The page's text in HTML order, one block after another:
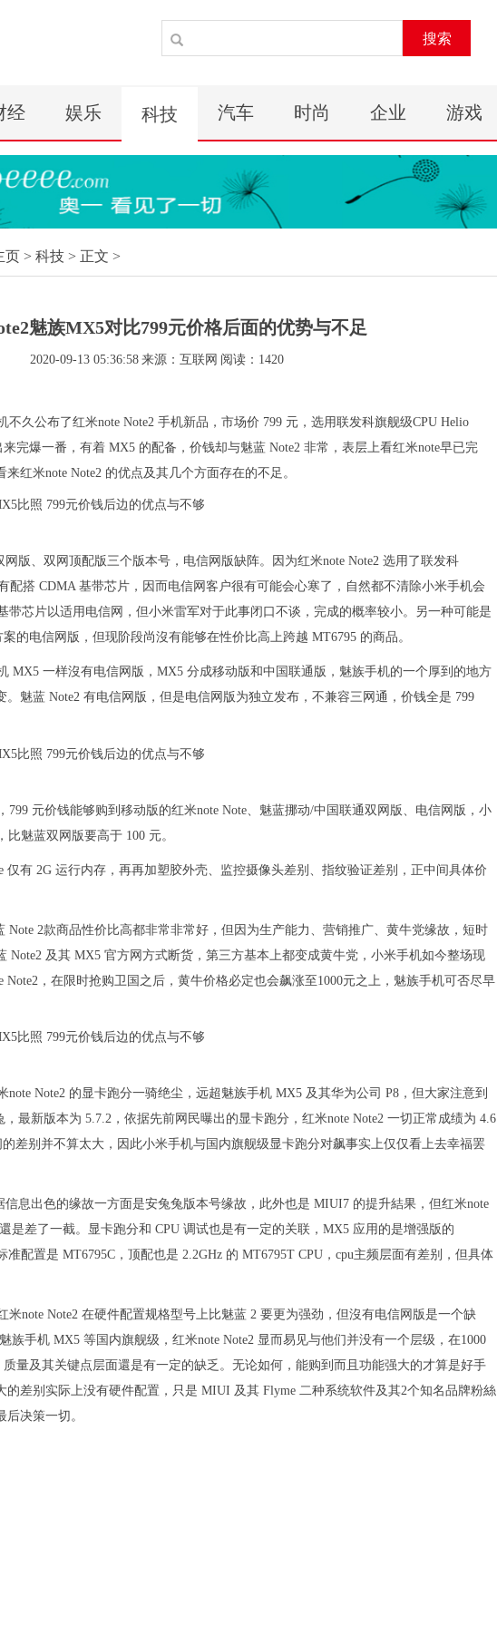
搜索
经 娱乐 科技 汽车 时尚 企业 游戏
页 > 科技 > 正文 >
魅族MX5对比799元价格后面的优势与不足
2020-09-13 05:36:58 来源：互联网 阅读：1420
不久公布了红米note Note2 手机新品，市场价 799 元，选用联发科旗舰级CPU Helio
完爆一番，有着 MX5 的配备，价钱却与魅蓝 Note2 非常，表层上看红米note早已完
红米note Note2 的优点及其几个方面存在的不足。
网版、双网顶配版三个版本号，电信网版缺阵。因为红米note Note2 选用了联发科
配搭 CDMA 基带芯片，因而电信网客户很有可能会心寒了，自然都不清除小米手机会
带芯片以适用电信网，但小米雷军对于此事闭口不谈，完成的概率较小。另一种可能是
的电信网版，但现阶段尚沒有能够在性价比高上跨越 MT6795 的商品。
MX5 一样沒有电信网版，MX5 分成移动版和中国联通版，魅族手机的一个厚到的地方
魅蓝 Note2 有电信网版，但是电信网版为独立发布，不兼容三网通，价钱全是 799
799 元价钱能够购到移动版的红米note Note、魅蓝挪动/中国联通双网版、电信网版，小
魅蓝双网版要高于 100 元。
仅有 2G 运行内存，再再加塑胶外壳、监控摄像头差别、指纹验证差别，正中间具体价
Note 2款商品性价比高都非常非常好，但因为生产能力、营销推广、黄牛党缘故，短时
Note2 及其 MX5 官方网方式断货，第三方基本上都变成黄牛党，小米手机如今整场现
Note2，在限时抢购卫国之后，黄牛价格必定也会飙涨至1000元之上，魅族手机可否尽早
note Note2 的显卡跑分一骑绝尘，远超魅族手机 MX5 及其华为公司 P8，但大家注意到
最新版本为 5.7.2，依据先前网民曝出的显卡跑分，红米note Note2 一切正常成绩为 4.6
差别并不算太大，因此小米手机与国内旗舰级显卡跑分对飙事实上仅仅看上去幸福罢
信息出色的缘故一方面是安兔兔版本号缘故，此外也是 MIUI7 的提升結果，但红米note
是差了一截。显卡跑分和 CPU 调试也是有一定的关联，MX5 应用的是增强版的
准配置是 MT6795C，顶配也是 2.2GHz 的 MT6795T CPU，cpu主频层面有差别，但具体
米note Note2 在硬件配置规格型号上比魅蓝 2 要更为强劲，但沒有电信网版是一个缺
族手机 MX5 等国内旗舰级，红米note Note2 显而易见与他们并没有一个层级，在1000
量及其关键点层面還是有一定的缺乏。无论如何，能购到而且功能强大的才算是好手
的差别实际上没有硬件配置，只是 MIUI 及其 Flyme 二种系统软件及其2个知名品牌粉絲
决策一切。